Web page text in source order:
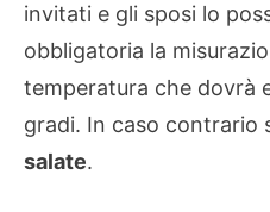
invitati e gli sposi lo
obbligatoria la
temperatura che dovrà
gradi. In caso contrario
salate.